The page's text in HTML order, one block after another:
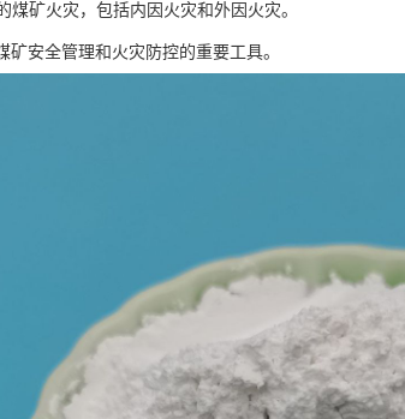
煤矿火灾，包括内因火灾和外因火灾。
安全管理和火灾防控的重要工具。